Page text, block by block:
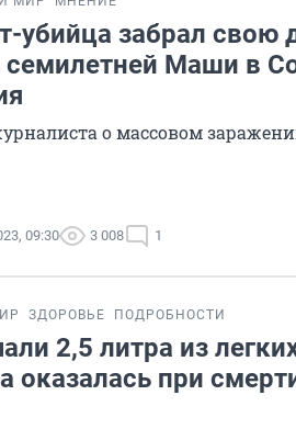
убийца забрал свою
семилетней Маши в
о массовом
09:30 3 008 1
ЗДОРОВЬЕ ПОДРОБНОСТИ
2,5 литра из
оказалась при